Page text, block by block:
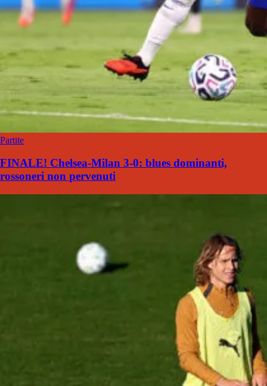
Partite
FINALE! Chelsea-Milan 3-0: blues dominanti,
rossoneri non pervenuti